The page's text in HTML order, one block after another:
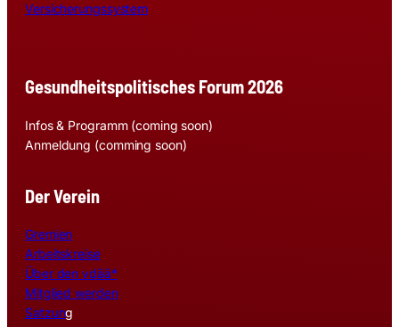
Versicherungssystem
Gesundheitspolitisches Forum 2026
Infos & Programm (coming soon)
Anmeldung (comming soon)
Der Verein
Gremien
Arbeitskreise
Über den vdää*
Mitglied werden
Satzung